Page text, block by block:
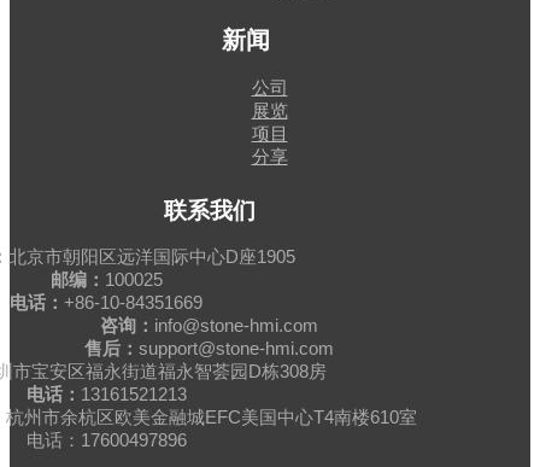
新闻
公司
展览
项目
分享
联系我们
北京市朝阳区远洋国际中心D座1905
邮编： 100025
电话： +86-10-84351669
咨询： info@stone-hmi.com
售后： support@stone-hmi.com
市宝安区福永街道福永智荟园D栋308房
电话： 13161521213
杭州市余杭区欧美金融城EFC美国中心T4南楼610室
电话：17600497896